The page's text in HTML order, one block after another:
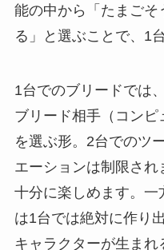
能の中から「たまご
る」と選ぶことで、1
1台でのブリードでは
ブリード相手（コンピ
を選ぶ形。2台でのツ
エーションは制限され
十分に楽しめます。
は1台では絶対に作り
キャラクターが生まれ